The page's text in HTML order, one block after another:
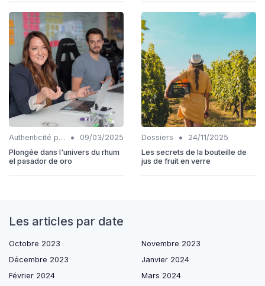
Authenticité produits •
09/03/2025
Plongée dans l'univers du rhum
el pasador de oro
Dossiers •
24/11/2025
Les secrets de la bouteille de
jus de fruit en verre
Les articles par date
Octobre 2023
Novembre 2023
Décembre 2023
Janvier 2024
Février 2024
Mars 2024